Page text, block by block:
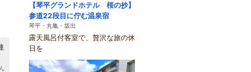
【琴平グランドホテル 桜の抄】
参道22段目に佇む温泉宿
琴平・丸亀・坂出
露天風呂付客室で、贅沢な旅の休
日を